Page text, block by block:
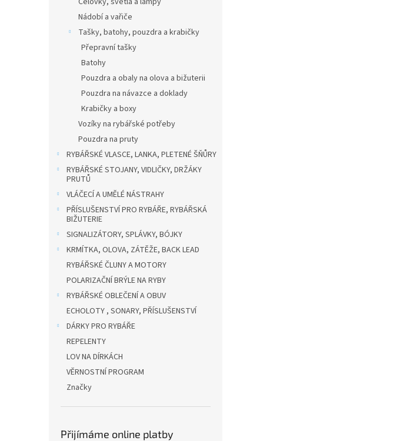
Nádobí a vařiče
Tašky, batohy, pouzdra a krabičky
Přepravní tašky
Batohy
Pouzdra a obaly na olova a bižuterii
Pouzdra na návazce a doklady
Krabičky a boxy
Vozíky na rybářské potřeby
Pouzdra na pruty
RYBÁŘSKÉ VLASCE, LANKA, PLETENÉ ŠŇŮRY
RYBÁŘSKÉ STOJANY, VIDLIČKY, DRŽÁKY
PRUTŮ
VLÁČECÍ A UMĚLÉ NÁSTRAHY
PŘÍSLUŠENSTVÍ PRO RYBÁŘE, RYBÁŘSKÁ
BIŽUTERIE
SIGNALIZÁTORY, SPLÁVKY, BÓJKY
KRMÍTKA, OLOVA, ZÁTĚŽE, BACK LEAD
RYBÁŘSKÉ ČLUNY A MOTORY
POLARIZAČNÍ BRÝLE NA RYBY
RYBÁŘSKÉ OBLEČENÍ A OBUV
ECHOLOTY , SONARY, PŘÍSLUŠENSTVÍ
DÁRKY PRO RYBÁŘE
REPELENTY
LOV NA DÍRKÁCH
VĚRNOSTNÍ PROGRAM
Značky
Přijímáme online platby